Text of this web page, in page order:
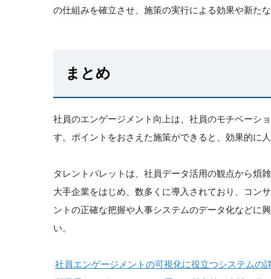
の仕組みを確立させ、施策の実行による効果や新た
まとめ
社員のエンゲージメント向上は、社員のモチベーシ
す。ポイントをおさえた施策ができると、効果的に
タレントパレットは、社員データ活用の観点から煩
大手企業をはじめ、数多くに導入されており、コン
ントの正確な把握や人事システムのデータ化などに
い。
社員エンゲージメントの可視化に役立つシステムの